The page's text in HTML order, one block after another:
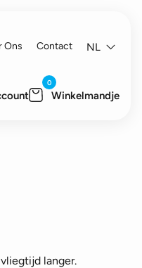
Ons Contact NL
0
Winkelmandje
langer.